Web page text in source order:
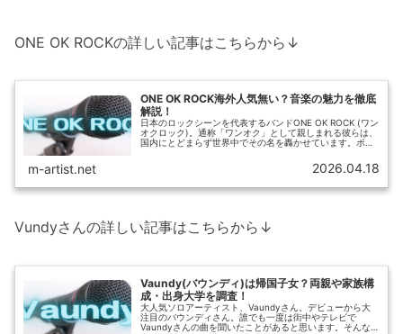
ONE OK ROCKの詳しい記事はこちらから↓
ONE OK ROCK海外人気無い？音楽の魅力を徹底
解説！
日本のロックシーンを代表するバンドONE OK ROCK (ワン
オクロック)。通称「ワンオク」として親しまれる彼らは、
国内にとどまらず世界中でその名を轟かせています。ボー
m-artist.net 2026.04.18
Vundyさんの詳しい記事はこちらから↓
Vaundy(バウンディ)は帰国子女？両親や家族構
成・出身大学を調査！
大人気ソロアーティスト、Vaundyさん。デビューから大
注目のバウンディさん。誰でも一度は街中やテレビで
Vaundyさんの曲を聞いたことがあると思います。そんな